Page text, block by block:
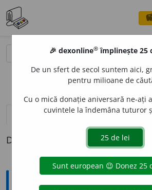
definiții (1) pronunțievolume_up (31)
Definiția cu ID-ul 1372872:
Explicative DEX
🎉 dexonline® împlinește 25
De un sfert de secol suntem aici,
pentru milioane de
Cu o mică donație aniversară ne-ați
cuvintele la îndemâna tuturor